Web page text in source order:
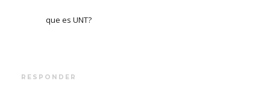
que es UNT?
RESPONDER